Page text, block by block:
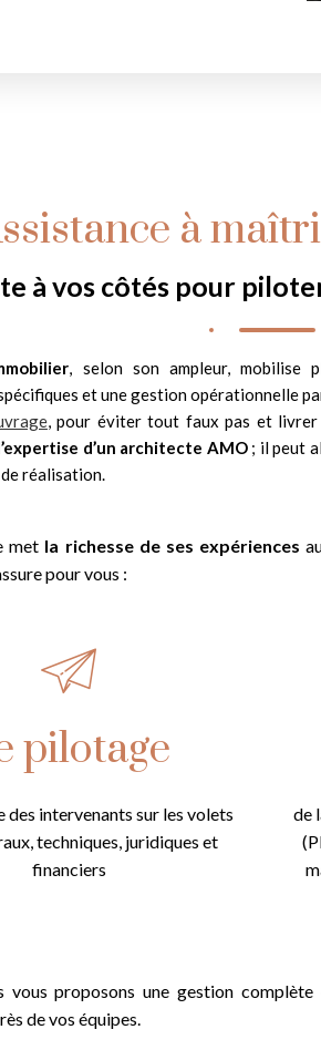
à
à vos côtés pour
, selon son ampleur, mobilise
et une gestion opérationnelle
, pour éviter tout faux pas et livrer
d’un architecte AMO; il peut
réalisation.
met la richesse de ses expériences
pour vous :
pilotage
des intervenants sur les volets
techniques, juridiques et
financiers
de
vous proposons une gestion complète
de vos équipes.